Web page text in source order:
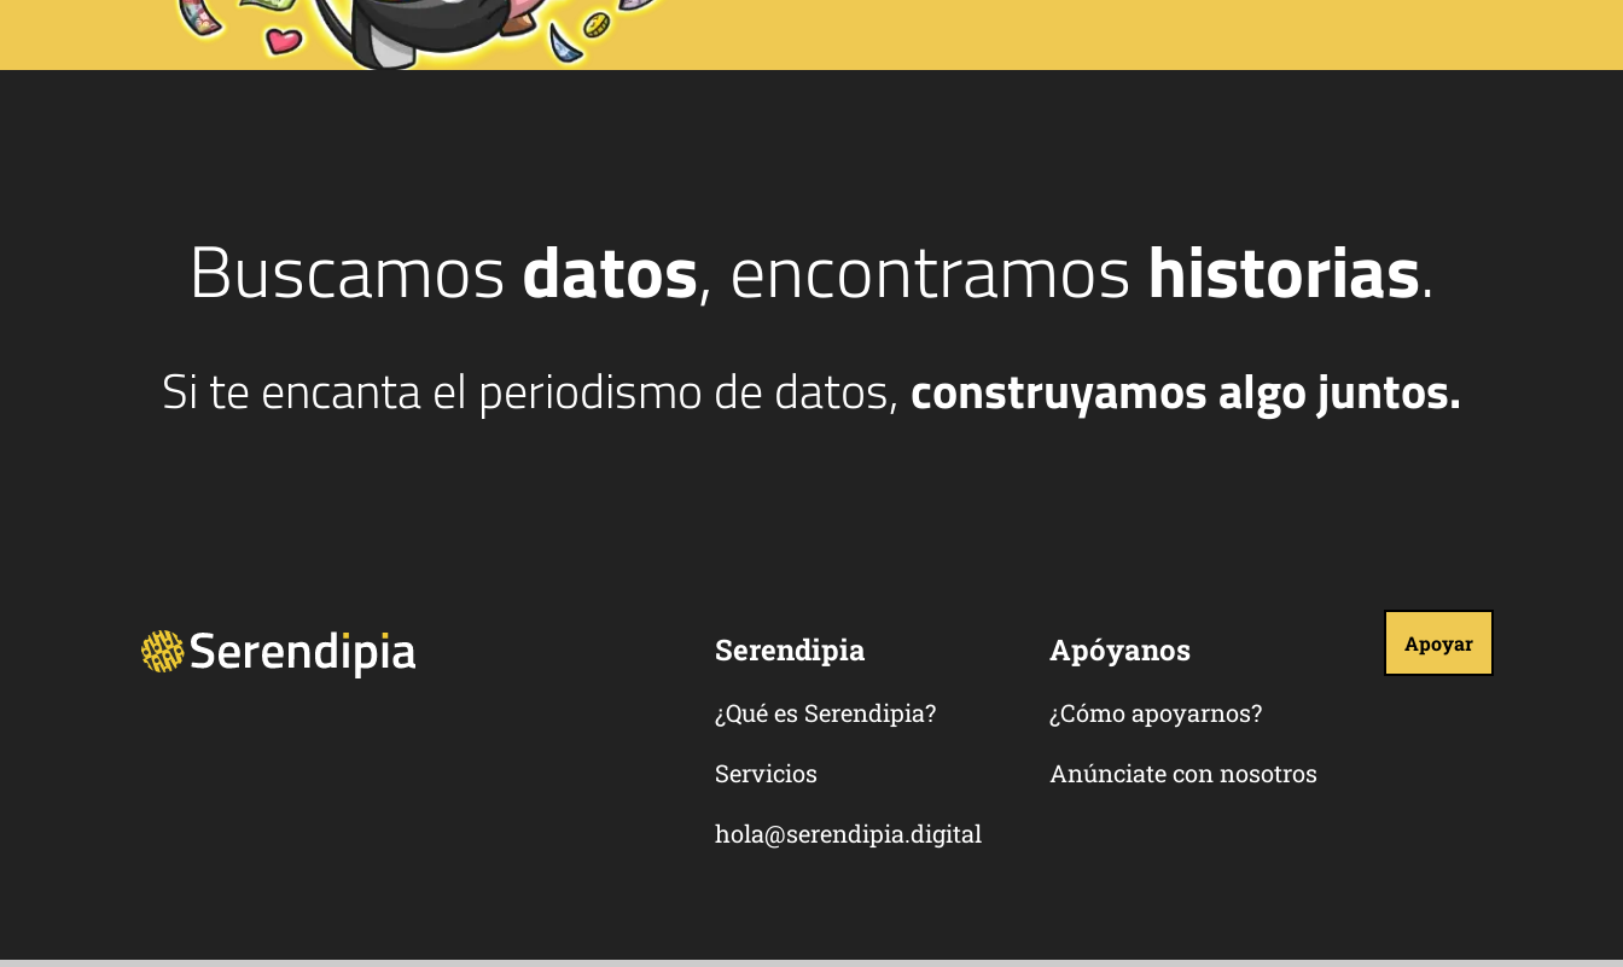
Buscamosdatos, encontramos historias.
Si te encanta el periodismo de datos, construyamos algo juntos.
Serendipia
¿Qué es Serendipia?
Servicios
hola@serendipia.digital
Apóyanos
¿Cómo apoyarnos?
Anúnciate con nosotros
Apoyar